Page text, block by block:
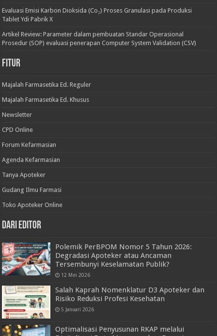
Evaluasi Emisi Karbon Dioksida (Co₂) Proses Granulasi pada Produksi
Tablet Ydi Pabrik X
Artikel Review: Parameter dalam pembuatan Standar Operasional
Prosedur (SOP) evaluasi penerapan Computer System Validation (CSV)
Fitur
Majalah Farmasetika Ed. Reguler
Majalah Farmasetika Ed. Khusus
Newsletter
CPD Online
Forum Kefarmasian
Agenda Kefarmasian
Tanya Apoteker
Gudang Ilmu Farmasi
Toko Apoteker Online
Dari Editor
Polemik PerBPOM Nomor 5 Tahun 2026:
Degradasi Apoteker atau Ancaman
Tersembunyi Keselamatan Publik?
12 Mei 2026
Salah Kaprah Nomenklatur D3 Apoteker dan
Risiko Reduksi Profesi Kesehatan
5 Januari 2026
Optimalisasi Penyusunan RKAP melalui